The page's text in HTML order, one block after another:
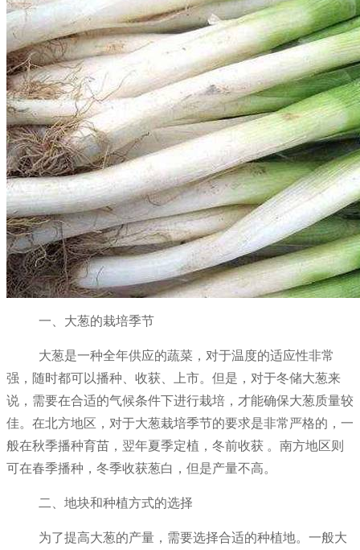
一、大葱的栽培季节
大葱是一种全年供应的蔬菜，对于温度的适应性非常
强，随时都可以播种、收获、上市。但是，对于冬储大葱来
说，需要在合适的气候条件下进行栽培，才能确保大葱质量较
佳。在北方地区，对于大葱栽培季节的要求是非常严格的，一
般在秋季播种育苗，翌年夏季定植，冬前收获 。南方地区则
可在春季播种，冬季收获葱白，但是产量不高。
二、地块和种植方式的选择
为了提高大葱的产量，需要选择合适的种植地。一般大